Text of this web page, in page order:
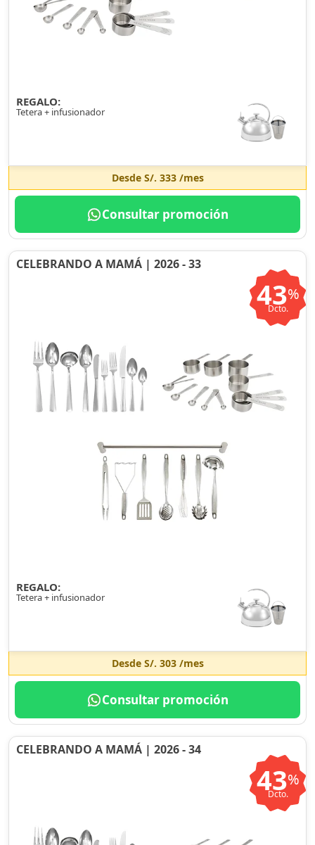
REGALO:
Tetera + infusionador
Desde S/. 333/mes
Consultar promoción
CELEBRANDO A MAMÁ | 2026 - 33
43%
Dcto.
REGALO:
Tetera + infusionador
Desde S/. 303/mes
Consultar promoción
CELEBRANDO A MAMÁ | 2026 - 34
43%
Dcto.